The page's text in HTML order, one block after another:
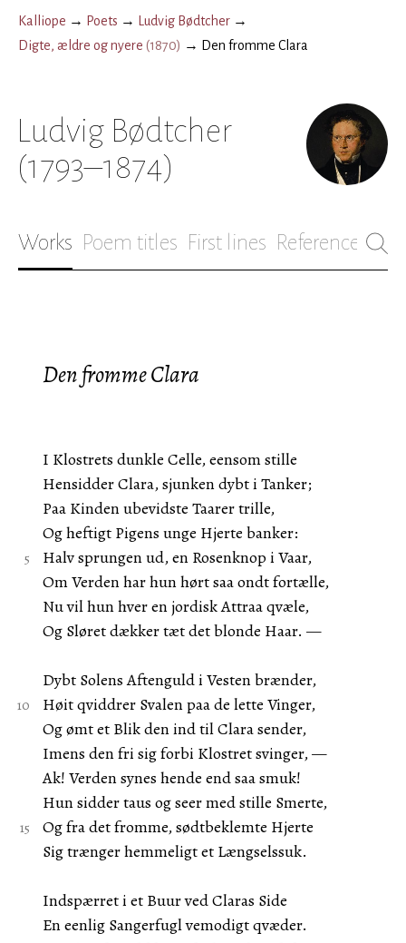
Kalliope → Poets → Ludvig Bødtcher →
Digte, ældre og nyere (1870) → Den fromme Clara
Ludvig Bødtcher
(1793–1874)
Works Poem titles First lines References
Den fromme Clara
I Klostrets dunkle Celle, eensom stille
Hensidder Clara, sjunken dybt i Tanker;
Paa Kinden ubevidste Taarer trille,
Og heftigt Pigens unge Hjerte banker:
Halv sprungen ud, en Rosenknop i Vaar,
Om Verden har hun hørt saa ondt fortælle,
Nu vil hun hver en jordisk Attraa qvæle,
Og Sløret dækker tæt det blonde Haar. —
Dybt Solens Aftenguld i Vesten brænder,
Høit qviddrer Svalen paa de lette Vinger,
Og ømt et Blik den ind til Clara sender,
Imens den fri sig forbi Klostret svinger, —
Ak! Verden synes hende end saa smuk!
Hun sidder taus og seer med stille Smerte,
Og fra det fromme, sødtbeklemte Hjerte
Sig trænger hemmeligt et Længselssuk.
Indspærret i et Buur ved Claras Side
En eenlig Sangerfugl vemodigt qvæder.